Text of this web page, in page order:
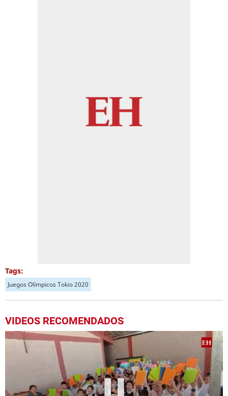
Tags:
Juegos Olímpicos Tokio 2020
VIDEOS RECOMENDADOS